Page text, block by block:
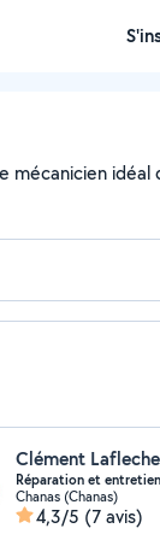
mécanicien idéal
Clément Lafleche
Réparation et
Chanas (Chanas)
4,3/5 (7 avis)